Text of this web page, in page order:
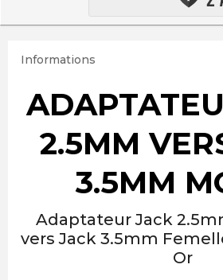
Informations
2.5MM
3.5MM
Adaptateur Jack
vers Jack 3.5mm
Or